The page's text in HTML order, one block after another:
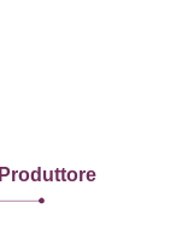
Produttore